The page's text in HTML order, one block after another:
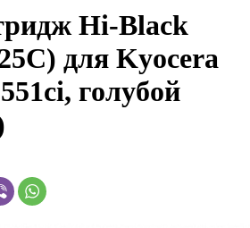
Hi-Black
для Kyocera
голубой